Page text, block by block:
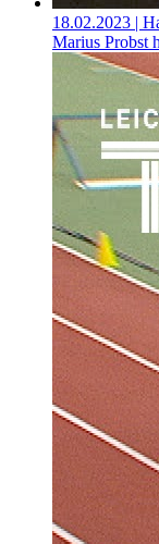
18.02.2023 |
Marius Probst